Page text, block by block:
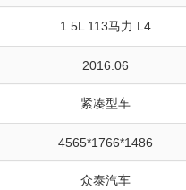
1.5L 113马力 L4
2016.06
紧凑型车
4565*1766*1486
众泰汽车